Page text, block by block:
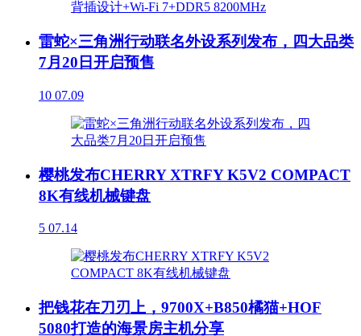
雷蛇×三角洲行动联名外设系列发布，四大品类
7月20日开启预售
10 07.09
樱桃发布CHERRY XTRFY K5V2 COMPACT
8K有线机械键盘
5 07.14
把钱花在刀刃上，9700X+B850橘猫+HOF
5080打造的海景房主机分享